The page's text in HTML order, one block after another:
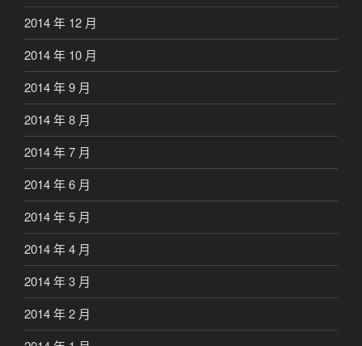
2014 年 12 月
2014 年 10 月
2014 年 9 月
2014 年 8 月
2014 年 7 月
2014 年 6 月
2014 年 5 月
2014 年 4 月
2014 年 3 月
2014 年 2 月